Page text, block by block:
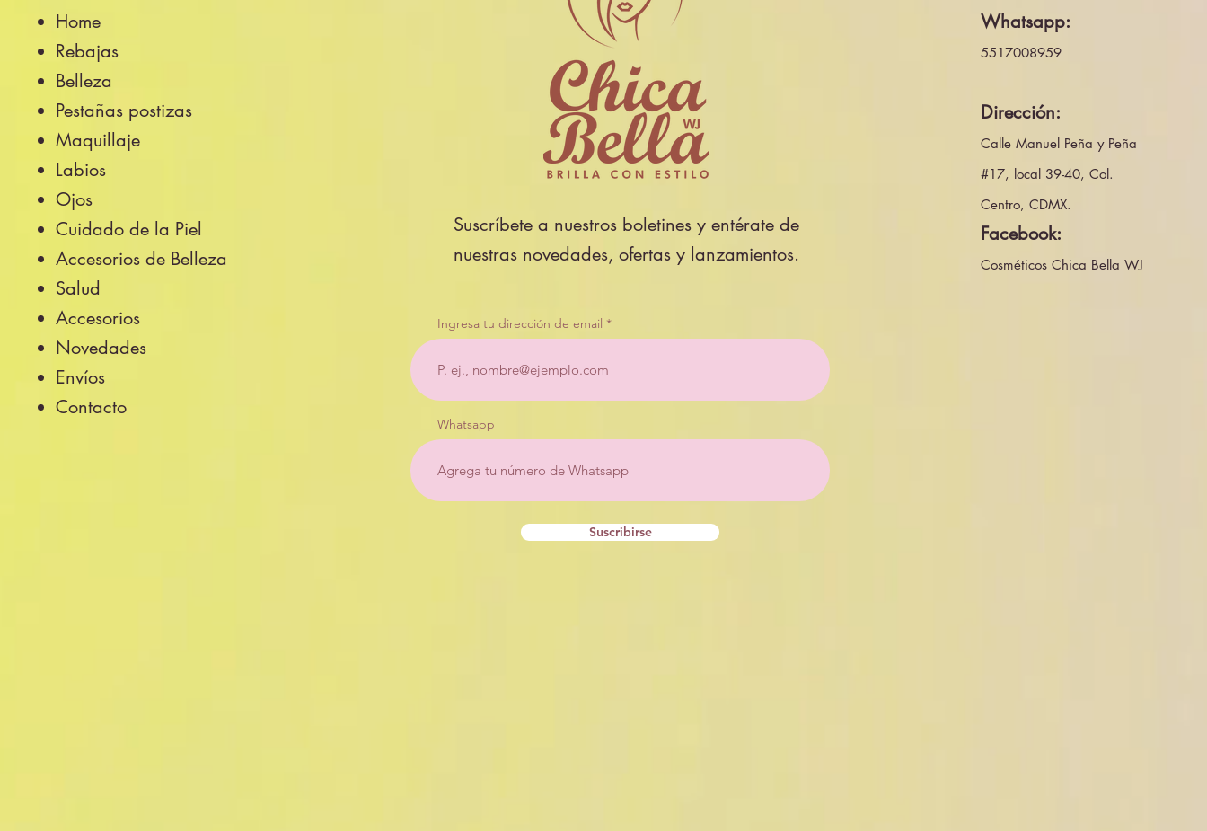
Home
Rebajas
Belleza
Pestañas postizas
Maquillaje
Labios
Ojos
Cuidado de la Piel
Accesorios de Belleza
Salud
Accesorios
Novedades
Envíos
Contacto
Suscríbete a nuestros boletines y entérate de
nuestras novedades, ofertas y lanzamientos.
Ingresa tu dirección de email
Whatsapp
Suscribirse
Whatsapp:
5517008959
Dirección:
Calle Manuel Peña y Peña
#17, local 39-40, Col.
Centro, CDMX.
Facebook:
Cosméticos Chica Bella WJ